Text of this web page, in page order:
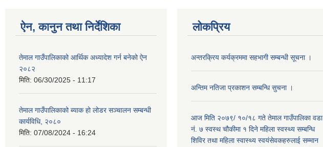
ऐन, कानुन तथा निर्देशिका
तेमाल गाउँपालिकाको आर्थिक अध्यादेश गर्न बनेको ऐन
२०८२
मिति: 06/30/2025 - 11:17
तेमाल गाउँपालिकाको ब्याक हो लोडर सञ्चालन सम्बन्धी
कार्यविधि, २०८०
मिति: 07/08/2024 - 16:24
लोकप्रिय
अन्तरक्रिय कर्यक्रममा सहभागी सम्बन्धी सूचना ।
अन्तिम नतिजा प्रकाशन सम्बन्धि सुचना ।
आज मिति २०७९/ १०/१८ गते तेमाल गाउँपालिका वडा
नं. ७ स्वस्थ चौकीमा १ दिने महिला स्वस्थ्य सम्बन्धि
शिविर तथा महिला स्वास्थ्य स्वयंसेवकहरुलाई सम्मान